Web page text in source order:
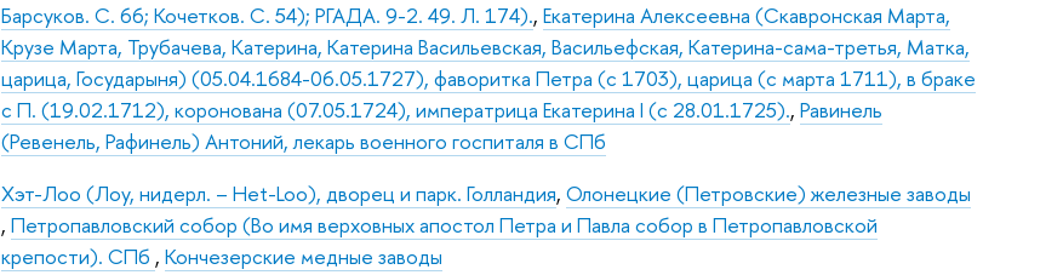
Барсуков. С. 66; Кочетков. С. 54); РГАДА. 9-2. 49. Л. 174).,Екатерина Алексеевна (Скавронская Марта,
Крузе Марта, Трубачева, Катерина, Катерина Васильевская, Васильефская, Катерина-сама-третья, Матка,
царица, Государыня) (05.04.1684-06.05.1727), фаворитка Петра (с 1703), царица (с марта 1711), в браке
с П. (19.02.1712), коронована (07.05.1724), императрица Екатерина I (с 28.01.1725).,Равинель
(Ревенель, Рафинель) Антоний, лекарь военного госпиталя в СПб
Хэт-Лоо (Лоу, нидерл. – Het-Loo), дворец и парк. Голландия,Олонецкие (Петровские) железные заводы
,Петропавловский собор (Во имя верховных апостол Петра и Павла собор в Петропавловской
крепости). СПб ,Кончезерские медные заводы